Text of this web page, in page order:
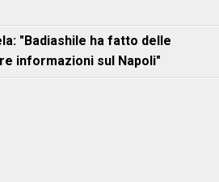
"Badiashile ha fatto delle
informazioni sul Napoli"